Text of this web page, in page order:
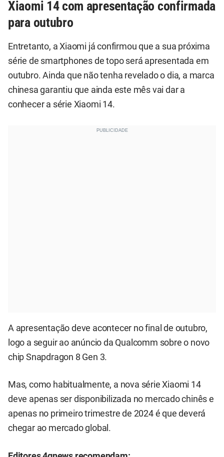
Xiaomi 14 com apresentação confirmada
para outubro
Entretanto, a Xiaomi já confirmou que a sua próxima
série de smartphones de topo será apresentada em
outubro. Ainda que não tenha revelado o dia, a marca
chinesa garantiu que ainda este mês vai dar a
conhecer a série Xiaomi 14.
A apresentação deve acontecer no final de outubro,
logo a seguir ao anúncio da Qualcomm sobre o novo
chip Snapdragon 8 Gen 3.
Mas, como habitualmente, a nova série Xiaomi 14
deve apenas ser disponibilizada no mercado chinês e
apenas no primeiro trimestre de 2024 é que deverá
chegar ao mercado global.